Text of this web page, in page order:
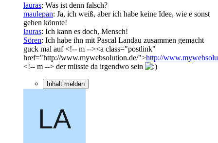
lauras: Was ist denn falsch?
maulepan: Ja, ich weiß, aber ich habe keine Idee, wie e sonst
gehen könnte!
lauras: Ich kann es doch, Mensch!
Sören: Ich habe ihn mit Pascal Landau zusammen gemacht
guck mal auf <!-- m --><a class="postlink"
href="http://www.mywebsolution.de/">http://
<!-- m --> der müsste da irgendwo sein
Inhalt melden